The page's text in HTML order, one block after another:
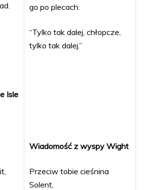
Isle
go po plecach:
“Tylko tak dalej, chłopcze,
tylko tak dalej.”
Wiadomość z wyspy Wight
Przeciw tobie cieśnina
Solent,